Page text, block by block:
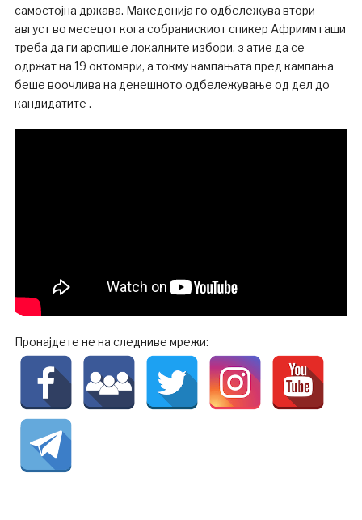
самостојна држава. Македонија го одбележува втори
август во месецот кога собранискиот спикер Афримм гаши
треба да ги арспише локалните избори, з атие да се
одржат на 19 октомври, а токму кампањата пред кампања
беше воочлива на денешното одбележување од дел до
кандидатите .
Пронајдете не на следниве мрежи: